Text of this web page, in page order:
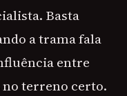
Basta
a trama fala
entre
terreno certo.